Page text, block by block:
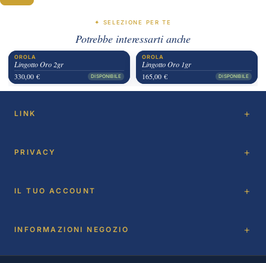
✦ SELEZIONE PER TE
Potrebbe interessarti anche
OROLA
Lingotto Oro 2gr
330,00 €
DISPONIBILE
OROLA
Lingotto Oro 1gr
165,00 €
DISPONIBILE
LINK
PRIVACY
IL TUO ACCOUNT
INFORMAZIONI NEGOZIO